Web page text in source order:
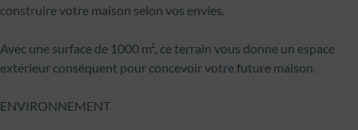
construire votre maison selon vos envies.
Avec une surface de 1000 m², ce terrain vous donne un espace
extérieur conséquent pour concevoir votre future maison.
ENVIRONNEMENT